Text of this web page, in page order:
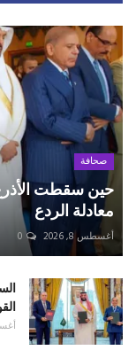
صحافة
حين سقطت
معادلة الردع
أغسطس 8, 2026 0